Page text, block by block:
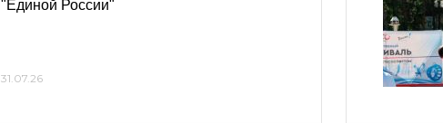
"Единой России"
31.07.26